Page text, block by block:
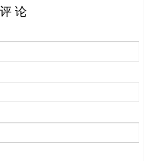
论